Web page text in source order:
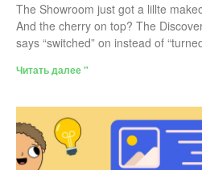
The Showroom just got a lillte
And the cherry on top? The
says “switched” on instead of
Читать далее "